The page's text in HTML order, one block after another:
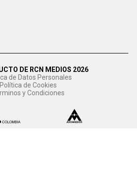
DE RCN MEDIOS 2026
de Datos Personales
Política de Cookies
y Condiciones